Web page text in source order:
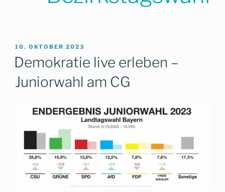
VERÖFFENTLICHT
AM
10. OKTOBER 2023
Demokratie live erleben –
Juniorwahl am CG